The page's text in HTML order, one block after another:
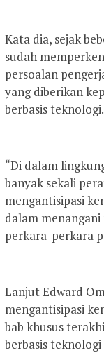
Kata dia, sejak
sudah
persoalan
yang diberikan
berbasis teknologi.
“Di dalam
banyak sekali
mengantisipasi
dalam
perkara-perkara
Lanjut Edward
mengantisipasi
bab khusus
berbasis